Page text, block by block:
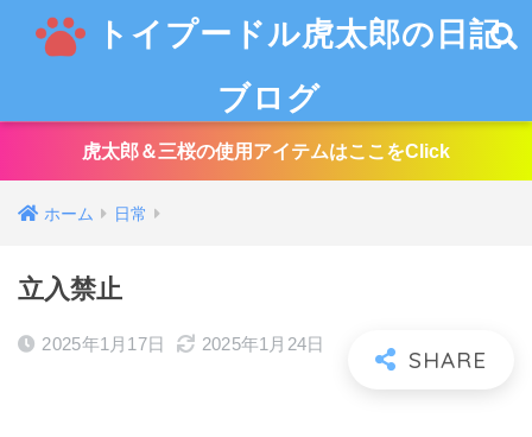
トイプードル虎太郎の日記
ブログ
虎太郎＆三桜の使用アイテムはここをClick
ホーム 日常
立入禁止
2025年1月17日 2025年1月24日